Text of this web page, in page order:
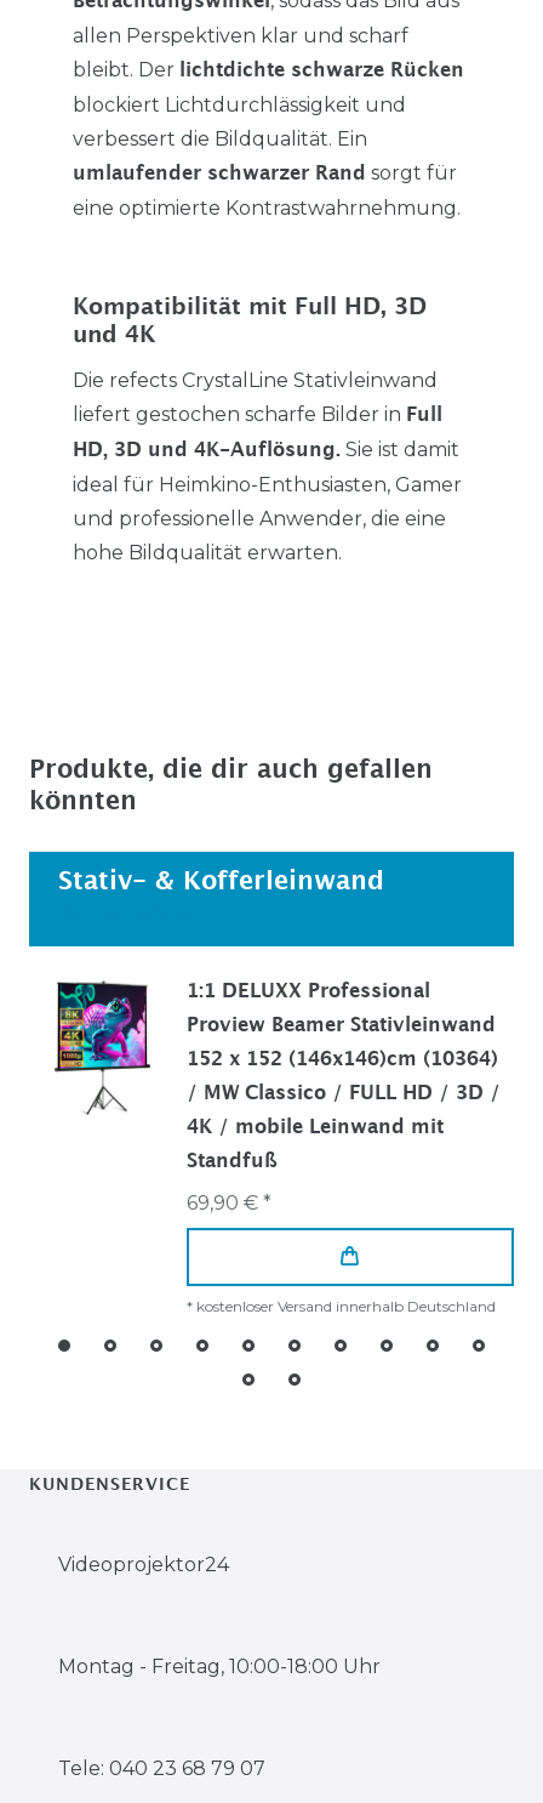
allen Perspektiven klar und scharf
bleibt. Der
lichtdichte schwarze Rücken
blockiert Lichtdurchlässigkeit und
verbessert die Bildqualität. Ein
umlaufender schwarzer Rand sorgt für
eine optimierte Kontrastwahrnehmung.
Kompatibilität mit Full HD, 3D
und 4K
Die refects CrystalLine Stativleinwand
liefert gestochen scharfe Bilder in Full
HD, 3D und 4K-Auflösung. Sie ist damit
ideal für Heimkino-Enthusiasten, Gamer
und professionelle Anwender, die eine
hohe Bildqualität erwarten.
Produkte, die dir auch gefallen
könnten
Stativ- & Kofferleinwand
1:1 DELUXX Professional
Proview Beamer Stativleinwand
152 x 152 (146x146)cm (10364)
/ MW Classico / FULL HD / 3D /
4K / mobile Leinwand mit
Standfuß
69,90 € *
* kostenloser Versand innerhalb Deutschland
KUNDENSERVICE
Videoprojektor24
Montag - Freitag, 10:00-18:00 Uhr
Tele: 040 23 68 79 07